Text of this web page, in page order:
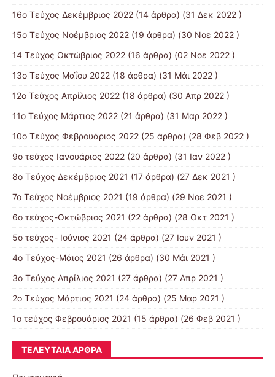
16ο Τεύχος Δεκέμβριος 2022 (14 άρθρα) (31 Δεκ 2022 )
15o Τεύχος Νοέμβριος 2022 (19 άρθρα) (30 Νοε 2022 )
14 Tεύχος Οκτώβριος 2022 (16 άρθρα) (02 Νοε 2022 )
13ο Τεύχος Μαΐου 2022 (18 άρθρα) (31 Μάι 2022 )
12ο Τεύχος Απρίλιος 2022 (18 άρθρα) (30 Απρ 2022 )
11o Tεύχος Μάρτιος 2022 (21 άρθρα) (31 Μαρ 2022 )
10o Tεύχος Φεβρουάριος 2022 (25 άρθρα) (28 Φεβ 2022 )
9o τεύχος Ιανουάριος 2022 (20 άρθρα) (31 Ιαν 2022 )
8o Tεύχος Δεκέμβριος 2021 (17 άρθρα) (27 Δεκ 2021 )
7o Τεύχος Νοέμβριος 2021 (19 άρθρα) (29 Νοε 2021 )
6ο τεύχος-Οκτώβριος 2021 (22 άρθρα) (28 Οκτ 2021 )
5ο τεύχος- Ιούνιος 2021 (24 άρθρα) (27 Ιουν 2021 )
4o Tεύχος-Μάιος 2021 (26 άρθρα) (30 Μάι 2021 )
3ο Τεύχος Απρίλιος 2021 (27 άρθρα) (27 Απρ 2021 )
2o Tεύχος Μάρτιος 2021 (24 άρθρα) (25 Μαρ 2021 )
1ο τεύχος Φεβρουάριος 2021 (15 άρθρα) (26 Φεβ 2021 )
ΤΕΛΕΥΤΑΊΑ ΆΡΘΡΑ